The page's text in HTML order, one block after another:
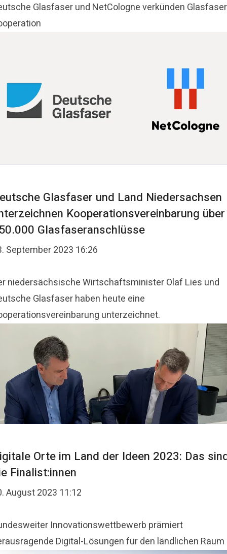
Glasfaser und NetCologne verkünden
Glasfaser und Land Niedersachsen
Kooperationsvereinbarung über
Glasfaseranschlüsse
September 2023 16:26
niedersächsische Wirtschaftsminister Olaf Lies und
Glasfaser haben heute eine
unterzeichnet.
Orte im Land der Ideen 2023: Das
Finalist:innen
August 2023 11:12
Innovationswettbewerb prämiert
Digital-Lösungen für den ländlichen Raum